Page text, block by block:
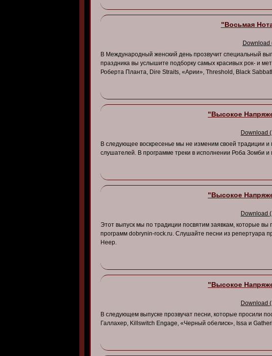
"Восьмая
Download
В Международный женский день прозвучит специальный
праздника вы услышите подборку самых красивых рок- и
Роберта Планта, Dire Straits, «Арии», Threshold, Black
"Высокое
Download
В следующее воскресенье мы не изменим своей традиции
слушателей. В программе треки в исполнении Роба Зомби
"Высокое
Download
Этот выпуск мы по традиции посвятим заявкам, которые
программ dobrynin-rock.ru. Слушайте песни из репертуара
Heep.
"Высокое
Download
В следующем выпуске прозвучат песни, которые просили
Галлахер, Killswitch Engage, «Черный обелиск», Issa и